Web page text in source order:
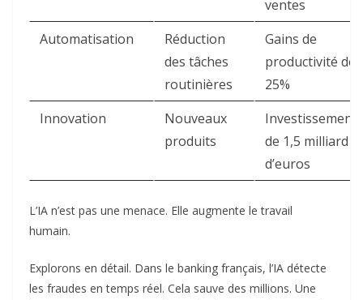
ventes
Automatisation
Réduction
des tâches
routinières
Gains de
productivité de
25%
Innovation
Nouveaux
produits
Investissements
de 1,5 milliard
d’euros
L’IA n’est pas une menace. Elle augmente le travail
humain.
Explorons en détail. Dans le banking français, l’IA détecte
les fraudes en temps réel. Cela sauve des millions. Une